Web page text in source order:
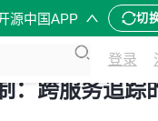
源中国APP 切
登录
：跨服务追踪